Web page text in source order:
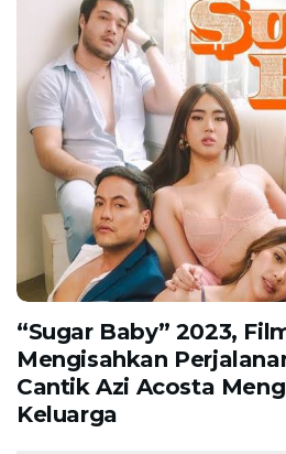
“Sugar Baby” 2023,
Mengisahkan
Cantik Azi Acosta
Keluarga